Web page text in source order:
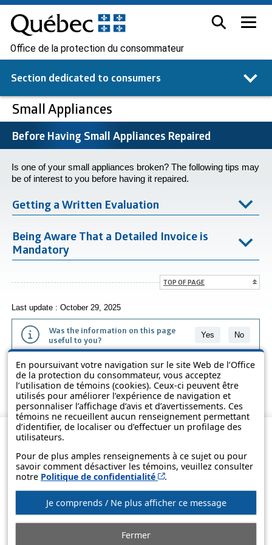
En poursuivant votre navigation sur le site Web de l’Office
de la protection du consommateur, vous acceptez
l’utilisation de témoins (cookies). Ceux-ci peuvent être
utilisés pour améliorer l’expérience de navigation et
personnaliser l’affichage d’avis et d’avertissements. Ces
témoins ne recueillent aucun renseignement permettant
d’identifier, de localiser ou d’effectuer un profilage des
utilisateurs.
Pour de plus amples renseignements à ce sujet ou pour
savoir comment désactiver les témoins, veuillez consulter
notre Politique de confidentialité Cet hyperlien s’ouvrira
.
Je comprends / Ne plus afficher ce message
Fermer
Office de la protection du consommateur
Section dedicated to consumers
Small Appliances
Before Having Small Appliances Repaired
Is one of your small appliances broken? The following tips may
be of interest to you before having it repaired.
Getting a Written Evaluation
Being Aware That a Detailed Invoice is
Mandatory
TOP OF PAGE
Last update : October 29, 2025
Was the information on this page
useful to you?
Yes No
The information contained on this page is presented in simple terms to
make it easier to understand. It does not replace the texts of the laws
and regulations.
© Government of Québec, 2013-2025